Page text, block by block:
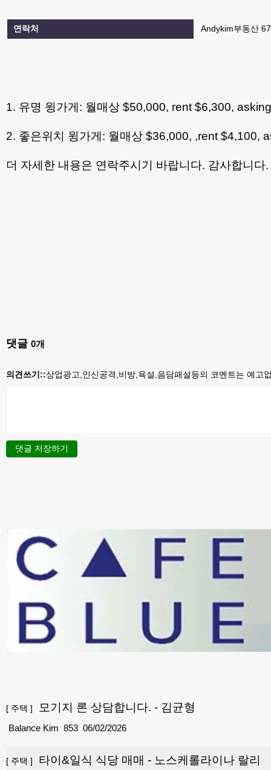
연락처 Andykim부동산
1. 유명 윙가게: 월매상 $50,000, rent $6,300,
2. 좋은위치 윙가게: 월매상 $36,000, ,rent $4,100,
더 자세한 내용은 연락주시기 바랍니다. 감사합니다.
댓글 0개
의견쓰기::상업광고,인신공격,비방,욕설,음담패설등의 코멘트는 예고
댓글 저장하기
[ 주택 ] 모기지 론 상담합니다. - 김균형
853
Balance Kim 06/02/2026
[ 주택 ] 타이&일식 식당 매매 - 노스케롤라이나 랄리